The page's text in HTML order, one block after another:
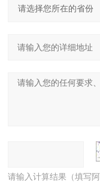
请输入计算结果（填写